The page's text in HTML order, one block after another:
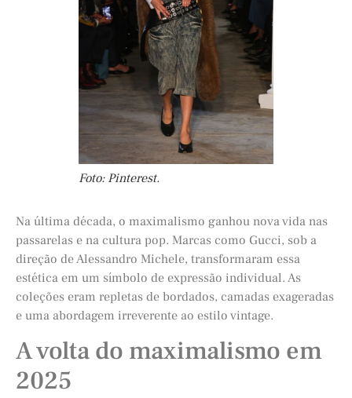
Foto: Pinterest.
Na última década, o maximalismo ganhou nova vida nas
passarelas e na cultura pop. Marcas como Gucci, sob a
direção de Alessandro Michele, transformaram essa
estética em um símbolo de expressão individual. As
coleções eram repletas de bordados, camadas exageradas
e uma abordagem irreverente ao estilo vintage.
A volta do maximalismo em
2025